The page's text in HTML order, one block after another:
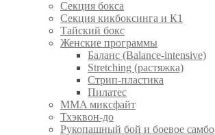
Секция бокса
Секция кикбоксинга и К1
Тайский бокс
Женские программы
Баланс (Balance-intensive)
Stretching (растяжка)
Стрип-пластика
Пилатес
MMA миксфайт
Тхэквон-до
Рукопашный бой и боевое самбо